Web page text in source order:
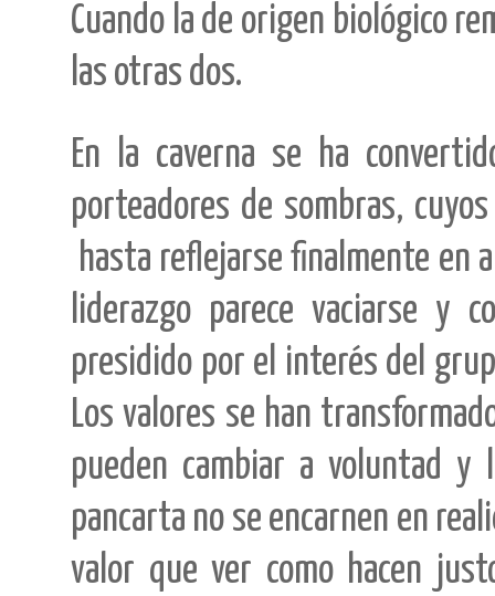
Cuando la de origen biológico
las otras dos.
En la caverna se ha
porteadores de sombras,
hasta reflejarse finalmente en
liderazgo parece vaciarse y
presidido por el interés del
Los valores se han
pueden cambiar a voluntad
pancarta no se encarnen en
valor que ver como hacen